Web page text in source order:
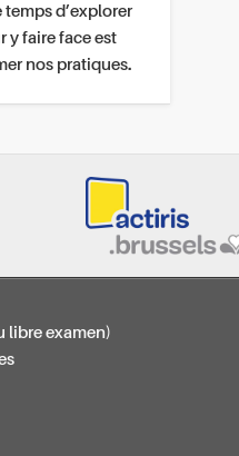
d’explorer
y faire face est
nos pratiques.
libre examen)